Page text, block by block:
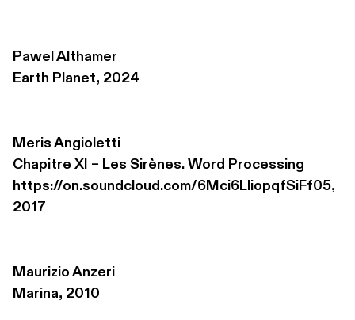
Pawel Althamer
Earth Planet, 2024
Meris Angioletti
Chapitre XI – Les Sirènes. Word Processing
https://on.soundcloud.com/6Mci6LliopqfSiFf05,
2017
Maurizio Anzeri
Marina, 2010